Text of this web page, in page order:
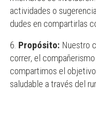
actividades o
dudes en compartirlas
Propósito: Nuestro
correr, el
compartimos el
saludable a través del